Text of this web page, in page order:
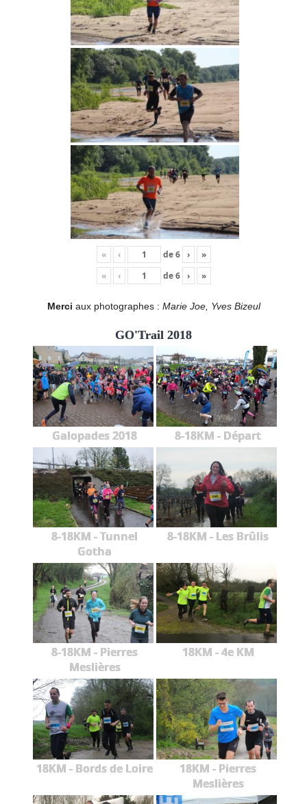
« ‹ de6 ›
»
«
‹ de6 › »
Merci aux photographes : Marie Joe, Yves Bizeul
GO'Trail 2018
Galopades 2018 8-18KM - Départ
8-18KM - Tunnel
Gotha
8-18KM - Les Brûlis
8-18KM - Pierres
Meslières
18KM - 4e KM
18KM - Bords de Loire
18KM - Pierres
Meslières